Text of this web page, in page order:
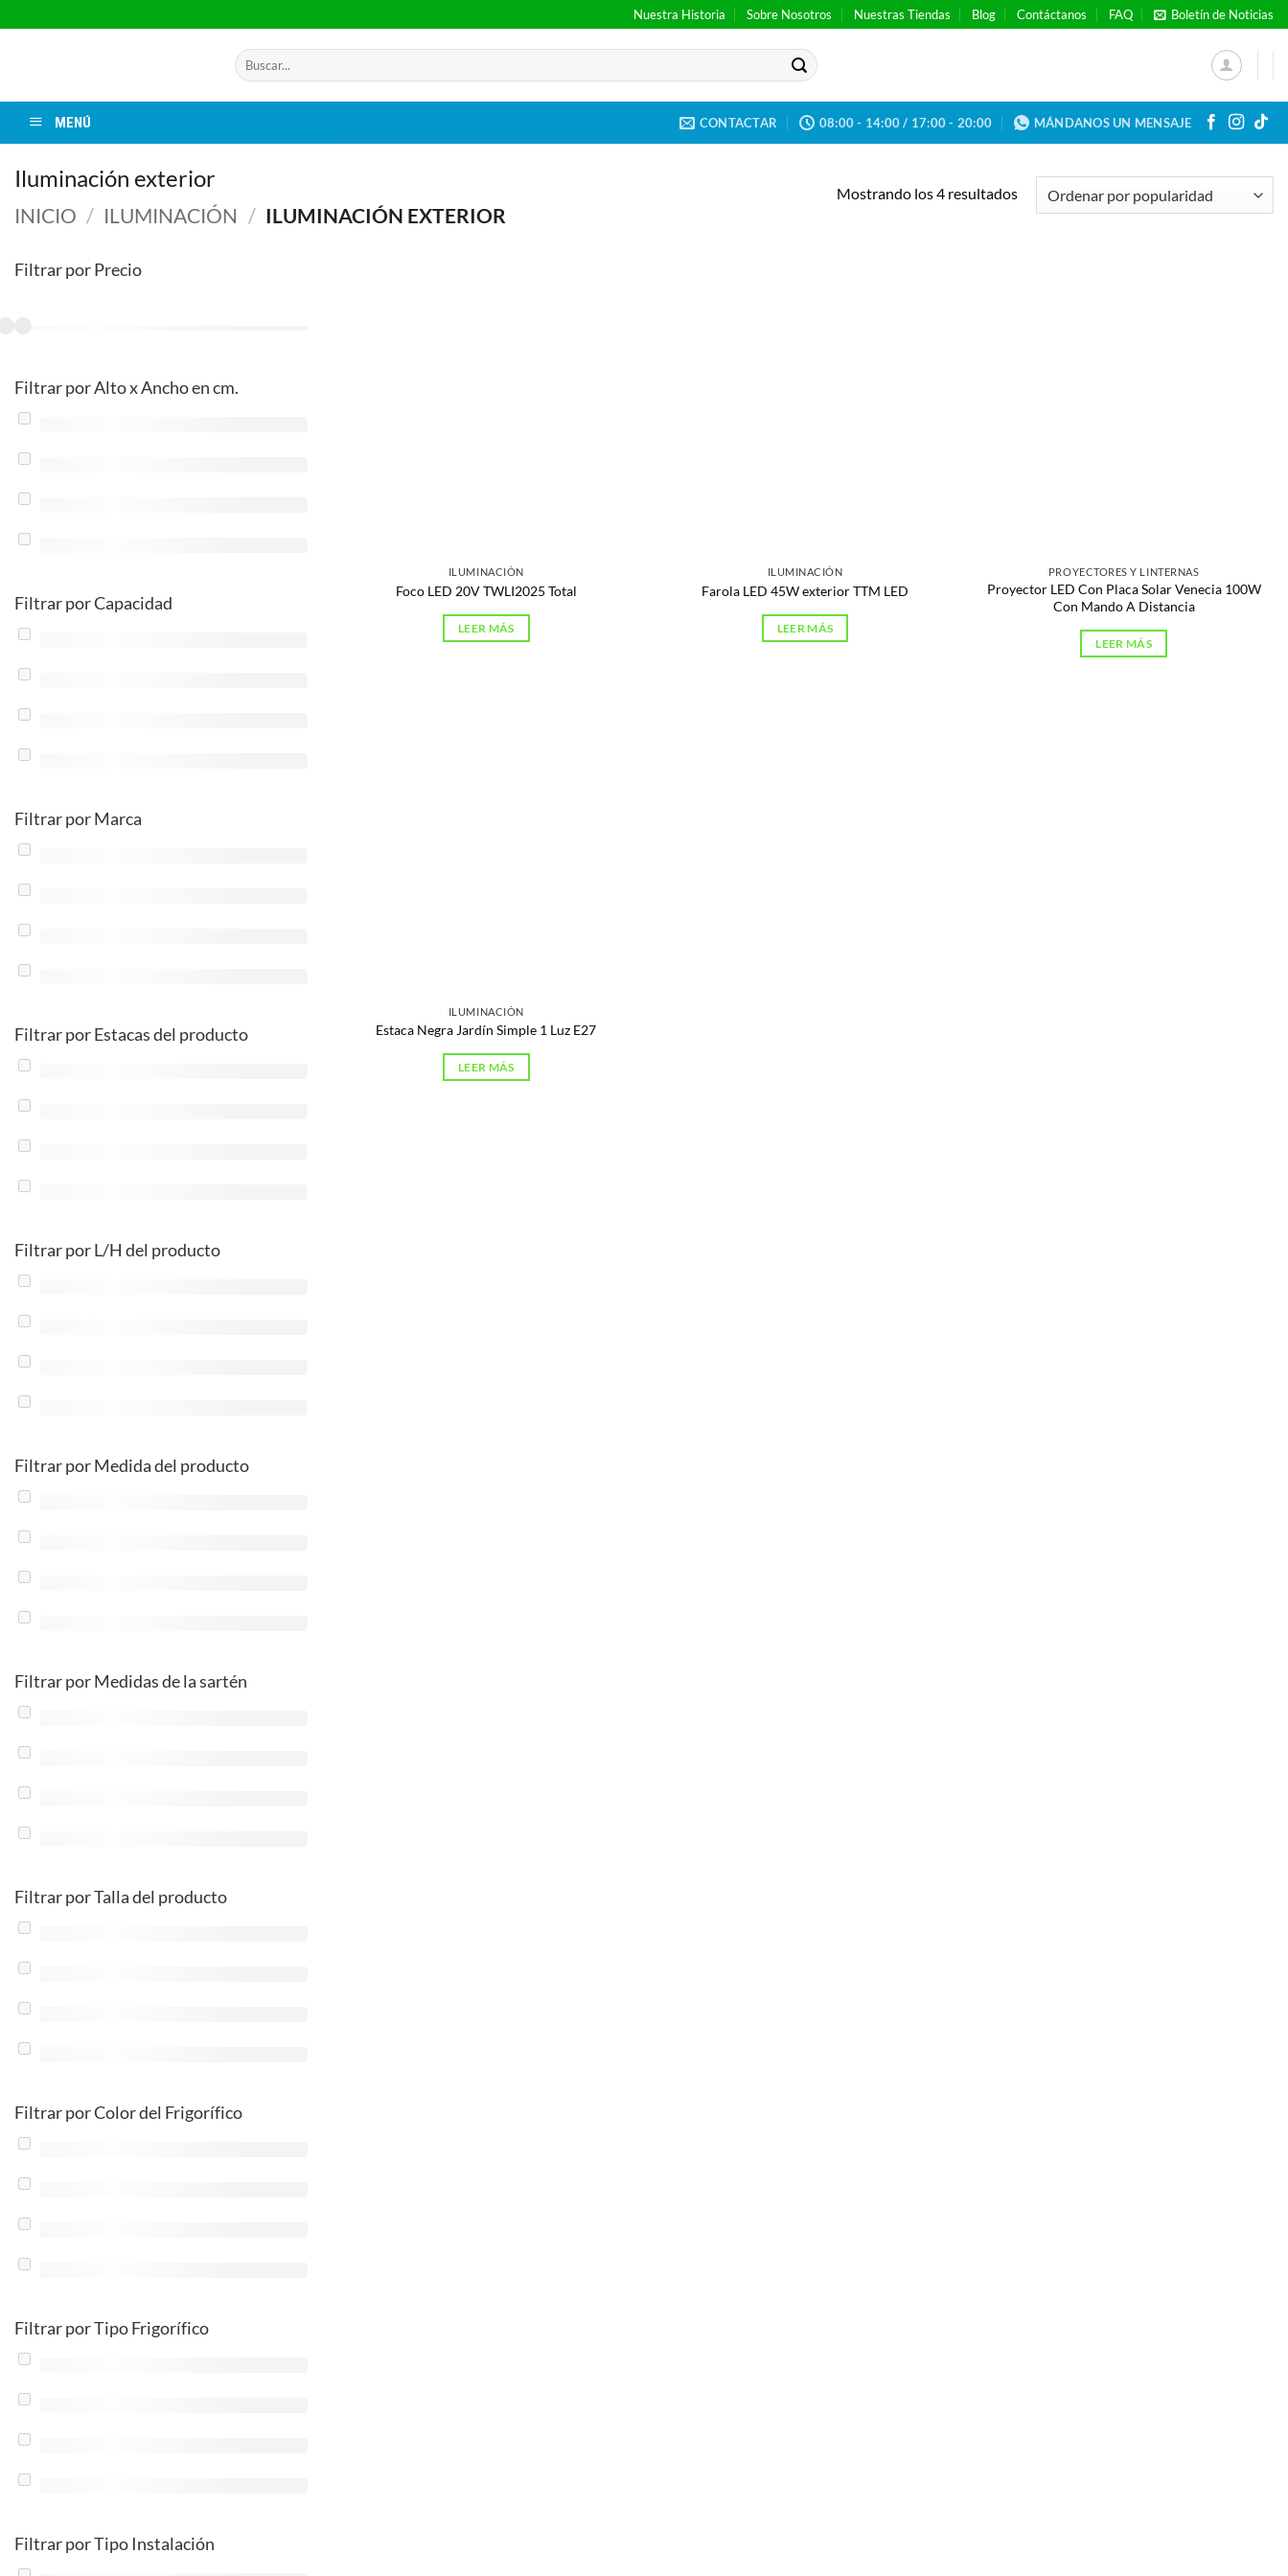
al
Nuestra Historia Sobre Nosotros Nuestras Tiendas Blog Contáctanos FAQ Boletín de Noticias
Buscar
por:
MENÚ CONTACTAR 08:00 - 14:00 / 17:00 - 20:00 MÁNDANOS UN MENSAJE
Iluminación exterior
INICIO / ILUMINACIÓN / ILUMINACIÓN EXTERIOR
Mostrando los 4 resultadosOrdenado
por
Filtrar por Precio
Filtrar por Alto x Ancho en cm.
Filtrar por Capacidad
Filtrar por Marca
Filtrar por Estacas del producto
Filtrar por L/H del producto
Filtrar por Medida del producto
Filtrar por Medidas de la sartén
Filtrar por Talla del producto
Filtrar por Color del Frigorífico
Filtrar por Tipo Frigorífico
Filtrar por Tipo Instalación
ILUMINACIÓN
Foco LED 20V TWLI2025 Total
LEER MÁS
ILUMINACIÓN
Farola LED 45W exterior TTM LED
LEER MÁS
PROYECTORES Y LINTERNAS
Proyector LED Con Placa Solar Venecia 100W
Con Mando A Distancia
LEER MÁS
ILUMINACIÓN
Estaca Negra Jardín Simple 1 Luz E27
LEER MÁS